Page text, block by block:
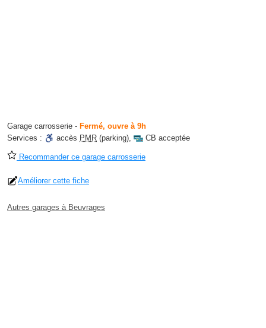
Garage carrosserie - Fermé, ouvre à 9h
Services :
accès PMR (parking), CB acceptée
Recommander ce garage carrosserie
Améliorer cette fiche
Autres garages à Beuvrages